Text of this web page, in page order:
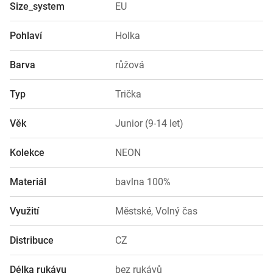
Size_system EU
Pohlaví Holka
Barva růžová
Typ Trička
Věk Junior (9-14 let)
Kolekce NEON
Materiál bavlna 100%
Využití Městské, Volný čas
Distribuce CZ
Délka rukávu bez rukávů